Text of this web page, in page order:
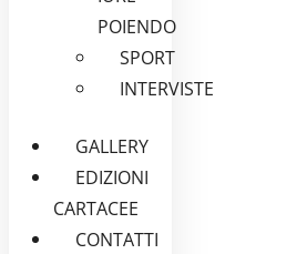
POIENDO
SPORT
INTERVISTE
GALLERY
EDIZIONI
CARTACEE
CONTATTI